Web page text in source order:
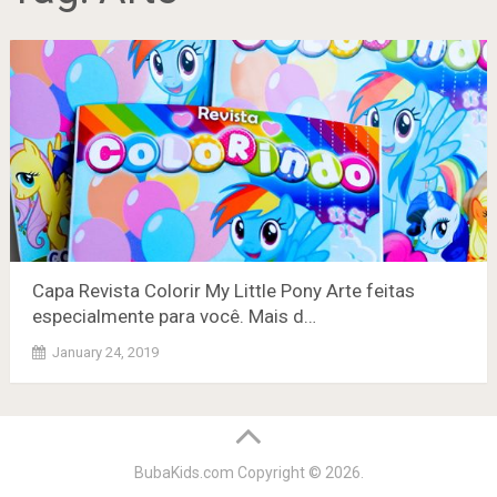
Capa Revista Colorir My Little Pony Arte feitas
especialmente para você. Mais d…
January 24, 2019
BubaKids.com Copyright © 2026.